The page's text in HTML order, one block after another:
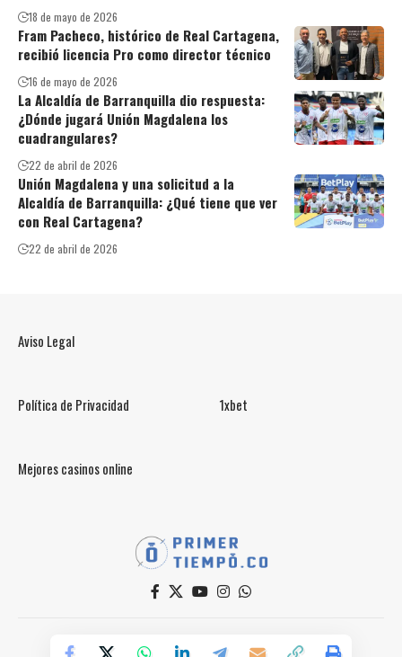
18 de mayo de 2026
Fram Pacheco, histórico de Real Cartagena,
recibió licencia Pro como director técnico
16 de mayo de 2026
La Alcaldía de Barranquilla dio respuesta:
¿Dónde jugará Unión Magdalena los
cuadrangulares?
22 de abril de 2026
Unión Magdalena y una solicitud a la
Alcaldía de Barranquilla: ¿Qué tiene que ver
con Real Cartagena?
22 de abril de 2026
Aviso Legal
Política de Privacidad 1xbet
Mejores casinos online